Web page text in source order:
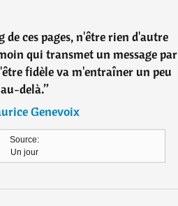
de ces pages, n'être rien d'autre
qui transmet un message par
fidèle va m'entraîner un peu
au-delà.”
Genevoix
Source:
Un jour